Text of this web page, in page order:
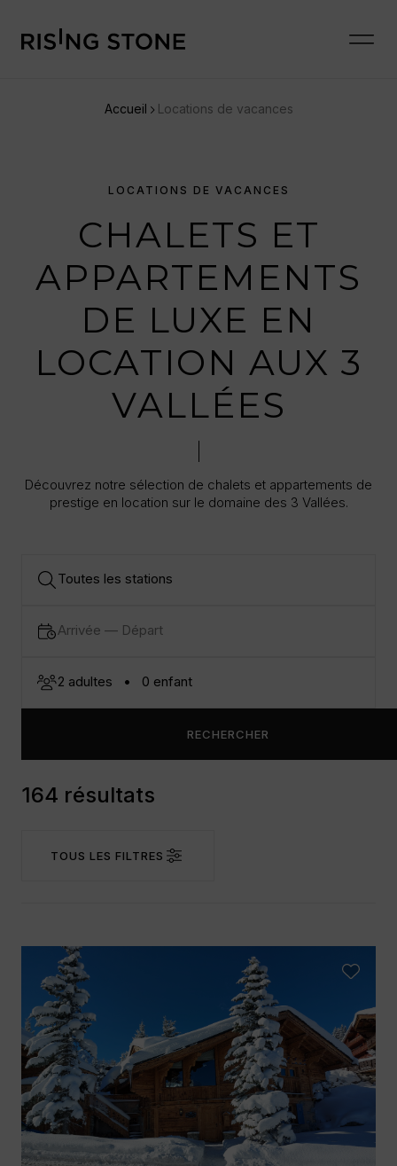
Accueil Locations de vacances
LOCATIONS DE VACANCES
CHALETS ET
APPARTEMENTS
DE LUXE EN
LOCATION AUX 3
VALLÉES
Découvrez notre sélection de chalets et appartements de
prestige en location sur le domaine des 3 Vallées.
RECHERCHER
164 résultats
TOUS LES FILTRES